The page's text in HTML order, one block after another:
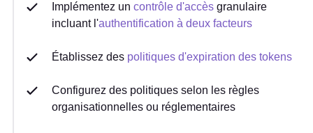
Implémentez un contrôle d'accès granulaire
incluant l'authentification à deux facteurs
Établissez des politiques d'expiration des tokens
Configurez des politiques selon les règles
organisationnelles ou réglementaires